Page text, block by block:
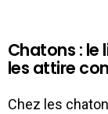
Chatons : le
les attire
Chez les